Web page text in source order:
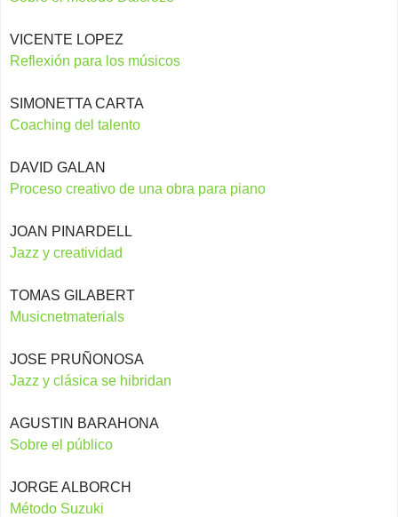
VICENTE LOPEZ
Reflexión para los músicos
SIMONETTA CARTA
Coaching del talento
DAVID GALAN
Proceso creativo de una obra para piano
JOAN PINARDELL
Jazz y creatividad
TOMAS GILABERT
Musicnetmaterials
JOSE PRUÑONOSA
Jazz y clásica se hibridan
AGUSTIN BARAHONA
Sobre el público
JORGE ALBORCH
Método Suzuki